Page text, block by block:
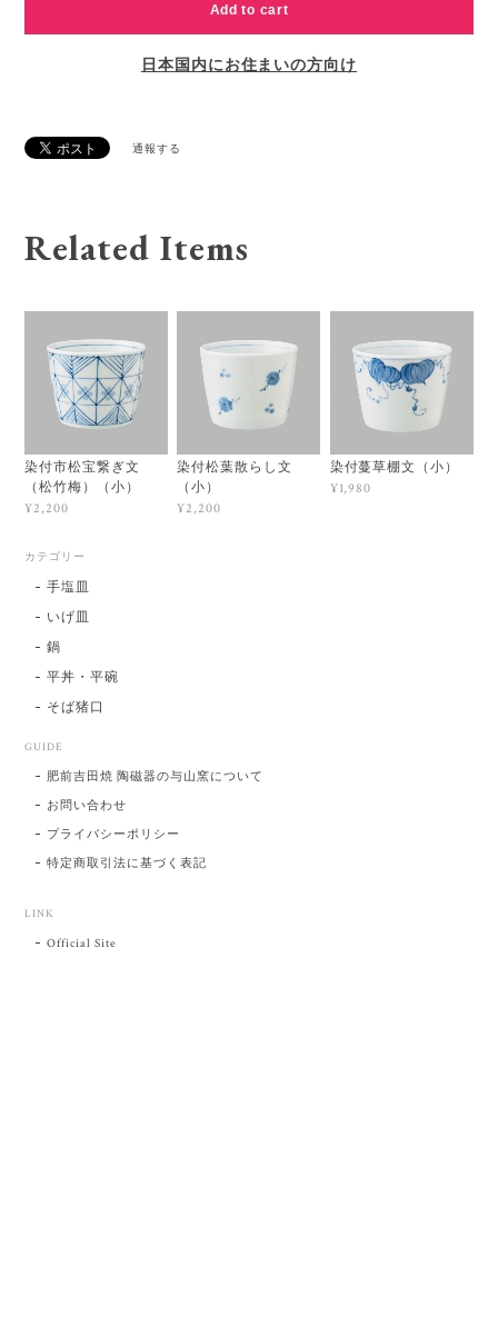
Add to cart
日本国内にお住まいの方向け
通報する
Related Items
染付市松宝繋ぎ文
（松竹梅）（小）
¥2,200
染付松葉散らし文
（小）
¥2,200
染付蔓草棚文（小）
¥1,980
カテゴリー
手塩皿
いげ皿
鍋
平丼・平碗
そば猪口
GUIDE
肥前吉田焼 陶磁器の与山窯について
お問い合わせ
プライバシーポリシー
特定商取引法に基づく表記
LINK
Official Site